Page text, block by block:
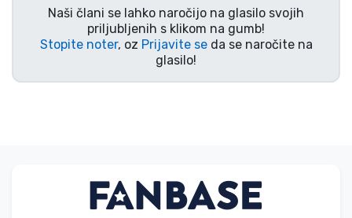
Naši člani se lahko naročijo na glasilo svojih
priljubljenih s klikom na gumb!
Stopite noter, oz Prijavite seda se naročite na
glasilo!
Vrste izdelkov
Blagovne znamke